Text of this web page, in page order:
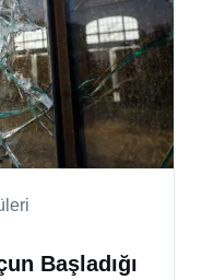
Başladığı